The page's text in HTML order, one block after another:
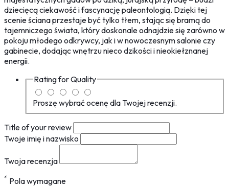
dziecięcą ciekawość i fascynację paleontologią. Dzięki tej
scenie ściana przestaje być tylko tłem, stając się bramą do
tajemniczego świata, który doskonale odnajdzie się zarówno w
pokoju młodego odkrywcy, jak i w nowoczesnym salonie czy
gabinecie, dodając wnętrzu nieco dzikości i nieokiełznanej
energii.
Rating forQuality
Proszę wybrać ocenę dla Twojej recenzji.
Title of your review
Twoje imię i nazwisko
Twoja recenzja
* Pola wymagane